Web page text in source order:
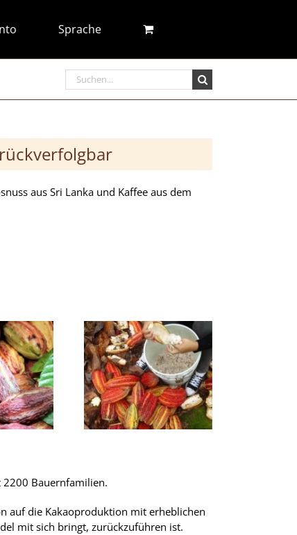
Sprache
Search
for:
aus Sri Lanka und Kaffee aus dem
2200 Bauernfamilien.
auf die Kakaoproduktion mit erheblichen
mit sich bringt, zurückzuführen ist.